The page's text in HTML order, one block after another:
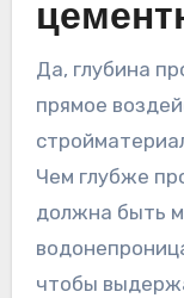
Да, глубина
прямое
Чем глубже
должна быть
чтобы